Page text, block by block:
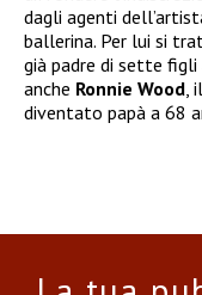
dagli agenti
ballerina. Per lui si
già padre di sette figli
anche Ronnie Wood
diventato papà a 68